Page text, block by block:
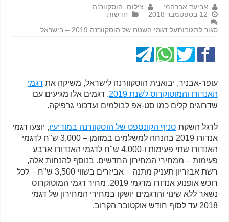
אביעד אברהמי
צילום: הוסקוורנה
12 בספטמבר 2018
חדשות
סגור לתגובותעל דגמי השטח של הוסקוורנה 2019 – בישראל
עופר-אבניר, יבואנית הוסקוורנה לישראל, משיקה אתדגמי
האנדורו והמוטוקרוס לשנת 2019
. דגמים אלו מגיעים עם
שדרוגים קלים כמו סט-אפ לבולמים ועדכוני גרפיקה.
לרגל השקת סניף הקונספט של הוסקוורנה במודיעין, יוצעו דגמי
אנדורו 2019 בהנחה למשלמים במזומן – 3,000 ש"ח לדגמי
האנדורו שתי פעימות ו-4,000 ש"ח לדגמי האנדורו ארבע
פעימות – ממחירי המחירון החדשים. בנוסף להנחות אלה,
רשת אבזריון תעניק מתנה – אביזרים בשווי 3,500 ש"ח – לכל
רוכש אופנוע אנדורו מדגמי 2019. מחיר דגמי המוטוקרוס
נשאר ללא שינוי והדגמים יושקו במחירי המחירון של דגמי
2018 עד לסוף חודש אוקטובר הקרוב.